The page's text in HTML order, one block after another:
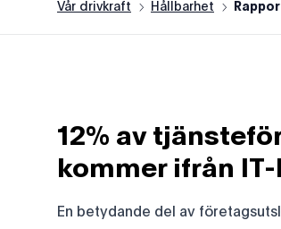
Vår drivkraft Hållbarhet
12% av
kommer ifrån
En betydande del av